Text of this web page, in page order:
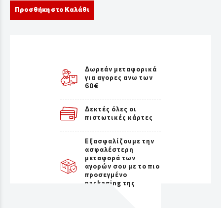
Προσθήκη στο Καλάθι
Δωρεάν μεταφορικά
για αγορες ανω των
60€
Δεκτές όλες οι
πιστωτικές κάρτες
Εξασφαλίζουμε την
ασφαλέστερη
μεταφορά των
αγορών σου με το πιο
προσεγμένο
packaging της